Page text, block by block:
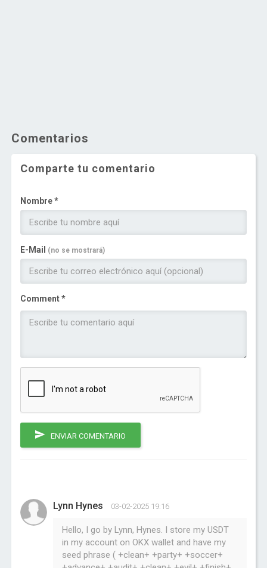
Comentarios
Comparte tu comentario
Nombre *
E-Mail (no se mostrará)
Comment *
ENVIAR COMENTARIO
Lynn Hynes 03-02-2025 19:16
Hello, I go by Lynn, Hynes. I store my USDT
in my account on OKX wallet and have my
seed phrase ( +clean+ +party+ +soccer+